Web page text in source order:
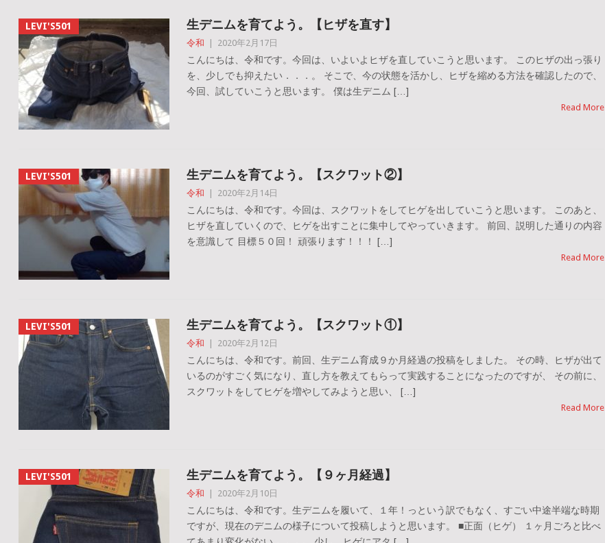
LEVI'S501 生デニムを育てよう。【ヒザを直す】
令和 2020年2月17日
こんにちは、令和です。今回は、いよいよヒザを直していこうと思います。 このヒザの出っ張り
を、少しでも抑えたい．．．。 そこで、今の状態を活かし、ヒザを縮める方法を確認したので、
今回、試していこうと思います。 僕は生デニム […]
Read More
LEVI'S501 生デニムを育てよう。【スクワット②】
令和 2020年2月14日
こんにちは、令和です。今回は、スクワットをしてヒゲを出していこうと思います。 このあと、
ヒザを直していくので、ヒゲを出すことに集中してやっていきます。 前回、説明した通りの内容
を意識して 目標５０回！ 頑張ります！！！ […]
Read More
LEVI'S501 生デニムを育てよう。【スクワット①】
令和 2020年2月12日
こんにちは、令和です。前回、生デニム育成９か月経過の投稿をしました。 その時、ヒザが出て
いるのがすごく気になり、直し方を教えてもらって実践することになったのですが、 その前に、
スクワットをしてヒゲを増やしてみようと思い、 […]
Read More
LEVI'S501 生デニムを育てよう。【９ヶ月経過】
令和 2020年2月10日
こんにちは、令和です。生デニムを履いて、１年！っという訳でもなく、すごい中途半端な時期
ですが、現在のデニムの様子について投稿しようと思います。 ■正面（ヒゲ） １ヶ月ごろと比べ